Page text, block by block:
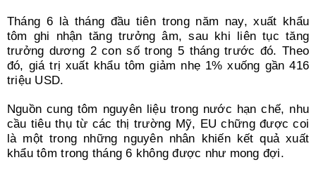
Tháng 6 là tháng đầu tiên trong năm nay, xuất khẩu
tôm ghi nhận tăng trưởng âm, sau khi liên tục tăng
trưởng dương 2 con số trong 5 tháng trước đó. Theo
đó, giá trị xuất khẩu tôm giảm nhẹ 1% xuống gần 416
triệu USD.
Nguồn cung tôm nguyên liệu trong nước hạn chế, nhu
cầu tiêu thụ từ các thị trường Mỹ, EU chững được coi
là một trong những nguyên nhân khiến kết quả xuất
khẩu tôm trong tháng 6 không được như mong đợi.